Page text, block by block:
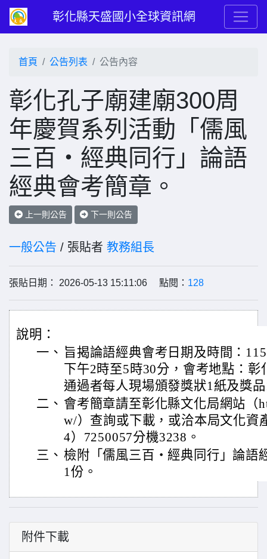
彰化縣天盛國小全球資訊網
首頁 公告列表 公告內容
彰化孔子廟建廟300周
年慶賀系列活動「儒風
三百・經典同行」論語
經典會考簡章。
上一則公告 下一則公告
一般公告 / 張貼者 教務組長
張貼日期： 2026-05-13 15:11:06 點閱： 128
說明：
一、 旨揭論語經典會考日期及時間：
下午2時至5時30分，會考地點：彰
通過者每人現場頒發獎狀1紙及獎
二、 會考簡章請至彰化縣文化局網站（
w/）查詢或下載，或洽本局文化資
4）7250057分機3238。
三、 檢附「儒風三百・經典同行」論語
1份。
附件下載